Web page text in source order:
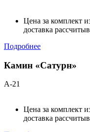
Цена за комплект
доставка
Подробнее
Камин «Сатурн»
А-21
Цена за комплект
доставка